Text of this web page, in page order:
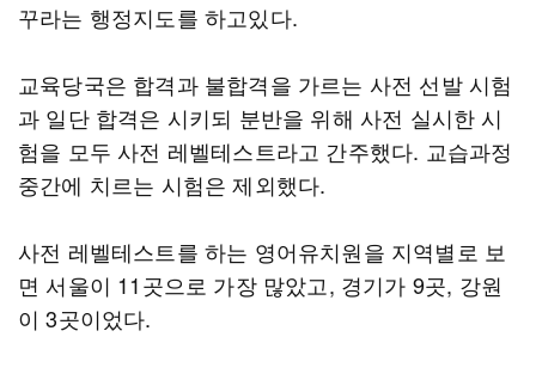
꾸라는 행정지도를 하고있다.
교육당국은 합격과 불합격을 가르는 사전 선발 시험
과 일단 합격은 시키되 분반을 위해 사전 실시한 시
험을 모두 사전 레벨테스트라고 간주했다. 교습과정
중간에 치르는 시험은 제외했다.
사전 레벨테스트를 하는 영어유치원을 지역별로 보
면 서울이 11곳으로 가장 많았고, 경기가 9곳, 강원
이 3곳이었다.